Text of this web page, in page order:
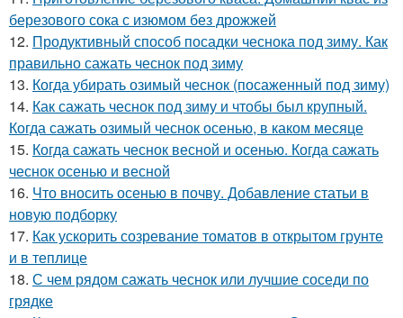
березового сока с изюмом без дрожжей
12. Продуктивный способ посадки чеснока под зиму. Как
правильно сажать чеснок под зиму
13. Когда убирать озимый чеснок (посаженный под зиму)
14. Как сажать чеснок под зиму и чтобы был крупный.
Когда сажать озимый чеснок осенью, в каком месяце
15. Когда сажать чеснок весной и осенью. Когда сажать
чеснок осенью и весной
16. Что вносить осенью в почву. Добавление статьи в
новую подборку
17. Как ускорить созревание томатов в открытом грунте
и в теплице
18. С чем рядом сажать чеснок или лучшие соседи по
грядке